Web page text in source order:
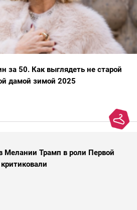
за 50. Как выглядеть не старой
дамой зимой 2025
Мелании Трамп в роли Первой